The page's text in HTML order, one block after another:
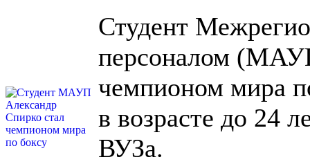
Студент
персоналом
чемпионом мира
в возрасте до 24
ВУЗа.